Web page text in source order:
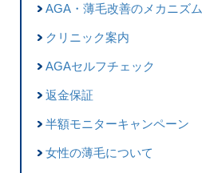
AGA・薄毛改善のメカニズム
クリニック案内
AGAセルフチェック
返金保証
半額モニターキャンペーン
女性の薄毛について